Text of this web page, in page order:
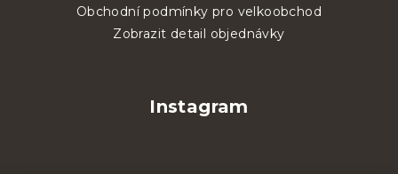
Obchodní podmínky pro velkoobchod
Zobrazit detail objednávky
Instagram